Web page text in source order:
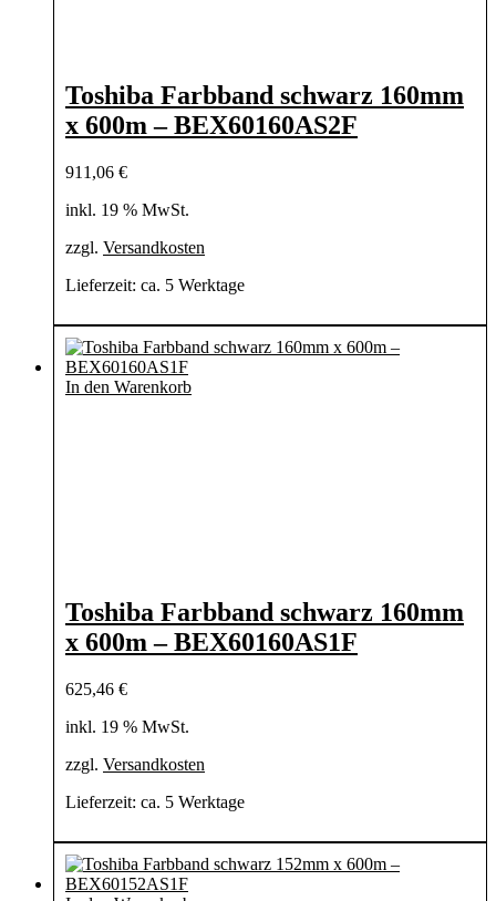
Toshiba Farbband schwarz 160mm
x 600m – BEX60160AS2F
911,06 €
inkl. 19 % MwSt.
zzgl. Versandkosten
Lieferzeit: ca. 5 Werktage
In den Warenkorb
Toshiba Farbband schwarz 160mm
x 600m – BEX60160AS1F
625,46 €
inkl. 19 % MwSt.
zzgl. Versandkosten
Lieferzeit: ca. 5 Werktage